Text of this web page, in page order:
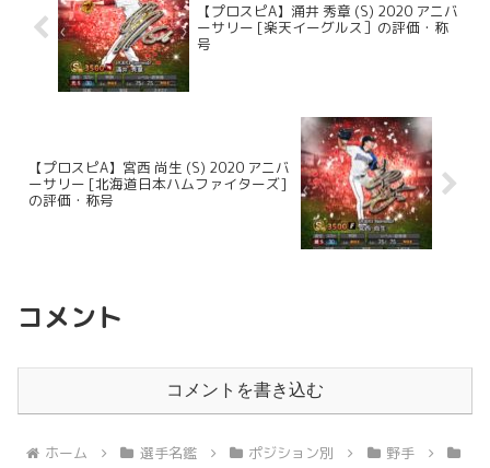
【プロスピA】涌井 秀章 (S) 2020 アニバ
ーサリー [楽天イーグルス］の評価・称
号
【プロスピA】宮西 尚生 (S) 2020 アニバ
ーサリー [北海道日本ハムファイターズ]
の評価・称号
コメント
コメントを書き込む
ホーム 選手名鑑 ポジション別
野手